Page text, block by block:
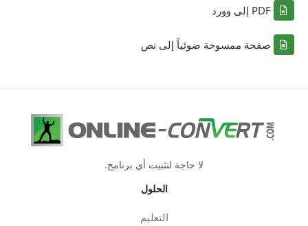
PDF إلى وورد
صفحة ممسوحة ضوئياً إلى نص
لا حاجة لتثبيت أي برنامج.
الحلول
التعليم